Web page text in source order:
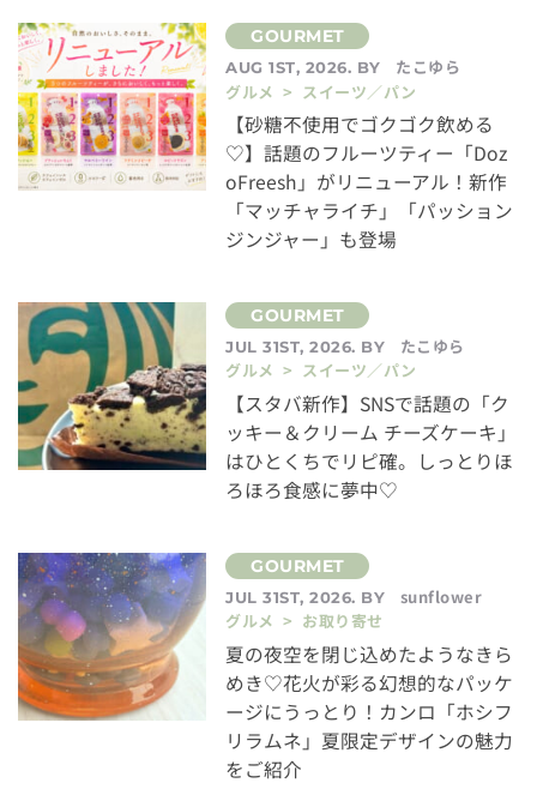
AUG 1ST, 2026. BY
たこゆら
グルメ > スイーツ／パン
【砂糖不使用でゴクゴク飲める
♡】話題のフルーツティー「Doz
oFreesh」がリニューアル！新作
「マッチャライチ」「パッション
ジンジャー」も登場
JUL 31ST, 2026. BY
たこゆら
グルメ > スイーツ／パン
【スタバ新作】SNSで話題の「ク
ッキー＆クリーム チーズケーキ」
はひとくちでリピ確。しっとりほ
ろほろ食感に夢中♡
JUL 31ST, 2026. BY
sunflower
グルメ > お取り寄せ
夏の夜空を閉じ込めたようなきら
めき♡花火が彩る幻想的なパッケ
ージにうっとり！カンロ「ホシフ
リラムネ」夏限定デザインの魅力
をご紹介